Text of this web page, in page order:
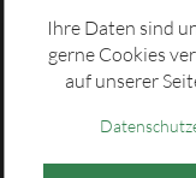
Cookies löschen
Datenschutz
Ihre Daten sind
gerne Cookies
auf unserer